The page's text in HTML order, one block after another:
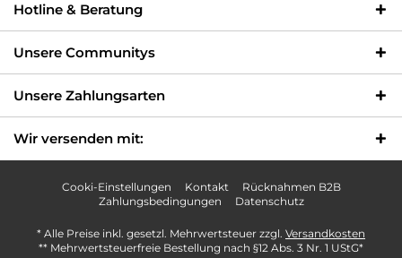
Hotline & Beratung
Unsere Communitys
Unsere Zahlungsarten
Wir versenden mit:
Cooki-Einstellungen Kontakt
Rücknahmen B2B
Zahlungsbedingungen
Datenschutz
* Alle Preise inkl. gesetzl. Mehrwertsteuer zzgl. Versandkosten
** Mehrwertsteuerfreie Bestellung nach §12 Abs. 3 Nr. 1 UStG*